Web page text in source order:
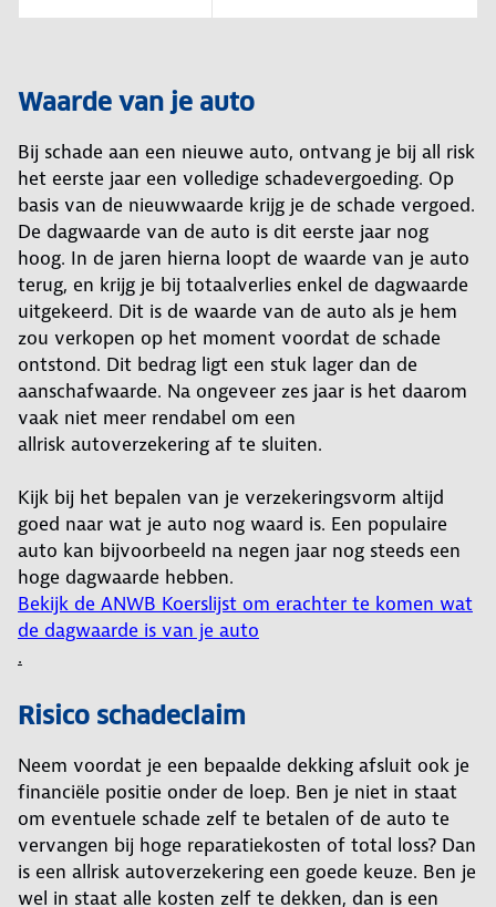
Waarde van je auto
Bij schade aan een nieuwe auto, ontvang je bij all risk
het eerste jaar een volledige schadevergoeding. Op
basis van de nieuwwaarde krijg je de schade vergoed.
De dagwaarde van de auto is dit eerste jaar nog
hoog. In de jaren hierna loopt de waarde van je auto
terug, en krijg je bij totaalverlies enkel de dagwaarde
uitgekeerd. Dit is de waarde van de auto als je hem
zou verkopen op het moment voordat de schade
ontstond. Dit bedrag ligt een stuk lager dan de
aanschafwaarde. Na ongeveer zes jaar is het daarom
vaak niet meer rendabel om een
allrisk autoverzekering af te sluiten.
Kijk bij het bepalen van je verzekeringsvorm altijd
goed naar wat je auto nog waard is. Een populaire
auto kan bijvoorbeeld na negen jaar nog steeds een
hoge dagwaarde hebben.
Bekijk de ANWB Koerslijst om erachter te komen wat
de dagwaarde is van je auto
.
Risico schadeclaim
Neem voordat je een bepaalde dekking afsluit ook je
financiële positie onder de loep. Ben je niet in staat
om eventuele schade zelf te betalen of de auto te
vervangen bij hoge reparatiekosten of total loss? Dan
is een allrisk autoverzekering een goede keuze. Ben je
wel in staat alle kosten zelf te dekken, dan is een